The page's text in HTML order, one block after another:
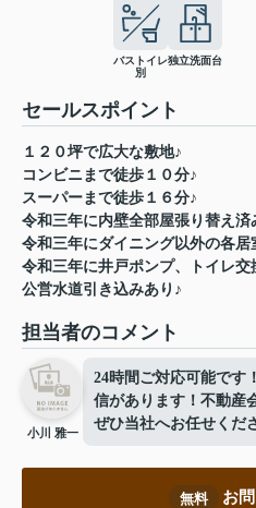
バストイレ
別
独立洗面台
セールスポイント
１２０坪で広大な敷地♪
コンビニまで徒歩１０分♪
スーパーまで徒歩１６分♪
令和三年に内壁全部屋張り替え済
令和三年にダイニング以外の各
令和三年に井戸ポンプ、トイレ交
公営水道引き込みあり♪
担当者のコメント
小川 雅一
24時間ご対応可能です
信があります！不動産
ぜひ当社へお任せくだ
無料 お